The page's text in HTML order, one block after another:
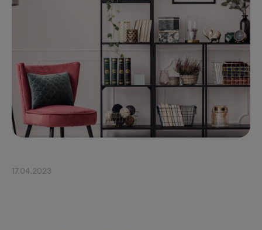
17.04.2023